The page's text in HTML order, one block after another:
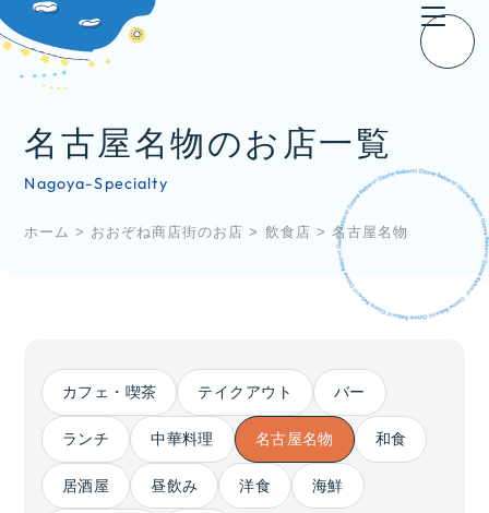
名古屋名物のお店一覧
Nagoya-Specialty
ホーム > おおぞね商店街のお店 > 飲食店 > 名古屋名物
カフェ・喫茶 テイクアウト バー
ランチ 中華料理 名古屋名物 和食
居酒屋 昼飲み 洋食 海鮮